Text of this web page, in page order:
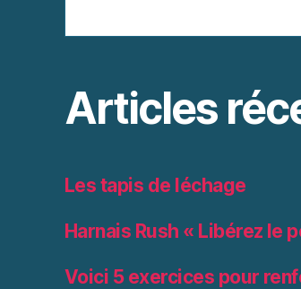
Articles
Les tapis de léchage
Harnais Rush « Libérez le
Voici 5 exercices pour